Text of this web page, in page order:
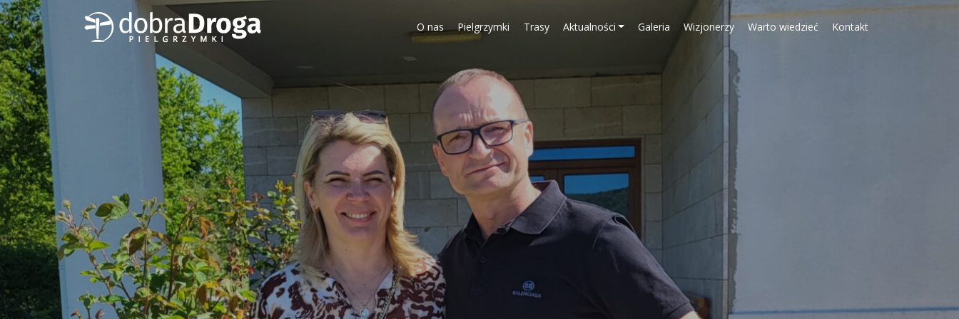
O nas Pielgrzymki Trasy Aktualności Galeria Wizjonerzy Warto wiedzieć Kontakt